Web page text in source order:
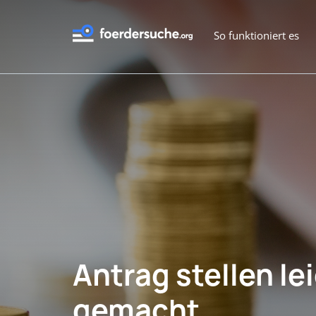
So funktioniert es
Antrag stellen